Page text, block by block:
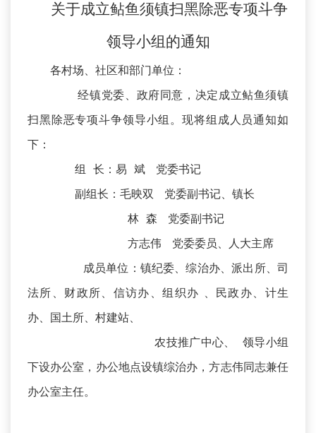
关于成立鲇鱼须镇扫黑除恶专项斗争
领导小组的通知
各村场、社区和部门单位：
经镇党委、政府同意，决定成立鲇鱼须镇
扫黑除恶专项斗争领导小组。现将组成人员通知如
下：
组 长：易 斌 党委书记
副组长：毛映双 党委副书记、镇长
林 森 党委副书记
方志伟 党委委员、人大主席
成员单位：镇纪委、综治办、派出所、司
法所、财政所、信访办、组织办 、民政办、计生
办、国土所、村建站、
农技推广中心、 领导小组
下设办公室，办公地点设镇综治办，方志伟同志兼任
办公室主任。